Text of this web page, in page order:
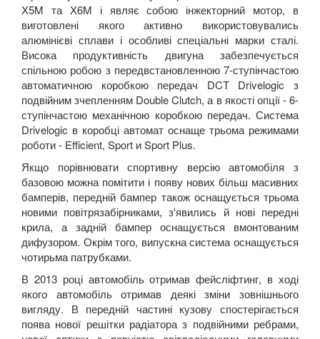
X5M та X6M і являє собою інжекторний мотор, в
виготовлені якого активно використовувались
алюмінієві сплави і особливі спеціальні марки сталі.
Висока продуктивність двигуна забезпечується
спільною робою з передвстановленною 7-ступінчастою
автоматичною коробкою передач DCT Drivelogic з
подвійним зчепленням Double Clutch, а в якості опції - 6-
ступінчастою механічною коробкою передач. Система
Drivelogic в коробці автомат оснаще трьома режимами
роботи - Efficient, Sport и Sport Plus.
Якщо порівнювати спортивну версію автомобіля з
базовою можна помітити і появу нових більш масивних
бамперів, передній бампер також оснащується трьома
новими повітрязабірниками, з'явились й нові передні
крила, а задній бампер оснащується вмонтованим
дифузором. Окрім того, випускна система оснащується
чотирьма патрубками.
В 2013 році автомобіль отримав фейсліфтинг, в ході
якого автомобіль отримав деякі зміни зовнішнього
вигляду. В передній частині кузову спостерігається
поява нової решітки радіатора з подвійними ребрами,